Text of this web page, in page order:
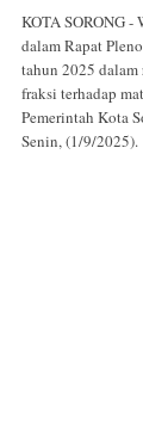
KOTA SORONG
dalam Rapat
tahun 2025 dalam
fraksi terhadap
Pemerintah Kota
Senin, (1/9/2025).